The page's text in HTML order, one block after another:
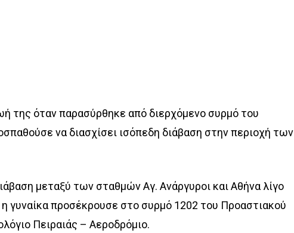
της όταν παρασύρθηκε από διερχόμενο συρμό του
να διασχίσει ισόπεδη διάβαση στην περιοχή των
μεταξύ των σταθμών Αγ. Ανάργυροι και Αθήνα λίγο
γυναίκα προσέκρουσε στο συρμό 1202 του Προαστιακού
Πειραιάς – Αεροδρόμιο.